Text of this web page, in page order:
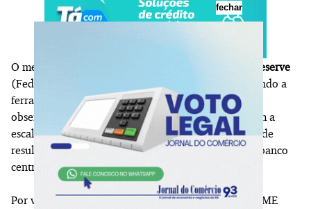
O mercado aumentou as apostas de que o
Federal Reserve
(Fed)
na reunião de setembro, segundo a
ferramenta FedWatch, do CME Group. Investidores
observam possíveis efeitos na inflação americana
com a
escalada de hostilidades no Oriente Médio, o que pode
resultar em uma postura mais hawkish por parte do banco
central.
Por volta das 13h17 (de Brasília), a ferramenta do CME
fechar